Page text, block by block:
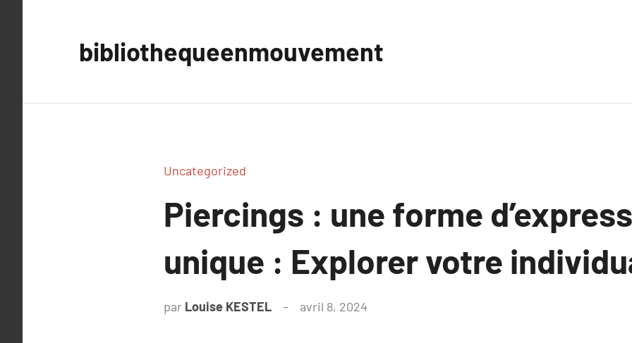
bibliothequeenmouvement
Uncategorized
Piercings : une forme
unique : Explorer votre
par Louise KESTEL avril 8, 2024